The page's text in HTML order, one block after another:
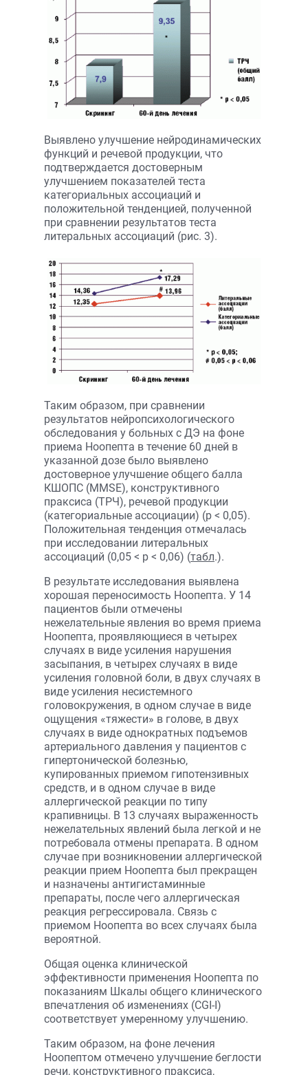
Выявлено улучшение нейродинамических
функций и речевой продукции, что
подтверждается достоверным
улучшением показателей теста
категориальных ассоциаций и
положительной тенденцией, полученной
при сравнении результатов теста
литеральных ассоциаций (рис. 3).
Таким образом, при сравнении
результатов нейропсихологического
обследования у больных с ДЭ на фоне
приема Ноопепта в течение 60 дней в
указанной дозе было выявлено
достоверное улучшение общего балла
КШОПС (MMSE), конструктивного
праксиса (ТРЧ), речевой продукции
(категориальные ассоциации) (p < 0,05).
Положительная тенденция отмечалась
при исследовании литеральных
ассоциаций (0,05 < p < 0,06) (табл.).
В результате исследования выявлена
хорошая переносимость Ноопепта. У 14
пациентов были отмечены
нежелательные явления во время приема
Ноопепта, проявляющиеся в четырех
случаях в виде усиления нарушения
засыпания, в четырех случаях в виде
усиления головной боли, в двух случаях в
виде усиления несистемного
головокружения, в одном случае в виде
ощущения «тяжести» в голове, в двух
случаях в виде однократных подъемов
артериального давления у пациентов с
гипертонической болезнью,
купированных приемом гипотензивных
средств, и в одном случае в виде
аллергической реакции по типу
крапивницы. В 13 случаях выраженность
нежелательных явлений была легкой и не
потребовала отмены препарата. В одном
случае при возникновении аллергической
реакции прием Ноопепта был прекращен
и назначены антигистаминные
препараты, после чего аллергическая
реакция регрессировала. Связь с
приемом Ноопепта во всех случаях была
вероятной.
Общая оценка клинической
эффективности применения Ноопепта по
показаниям Шкалы общего клинического
впечатления об изменениях (CGI-I)
соответствует умеренному улучшению.
Таким образом, на фоне лечения
Ноопептом отмечено улучшение беглости
речи, конструктивного праксиса,